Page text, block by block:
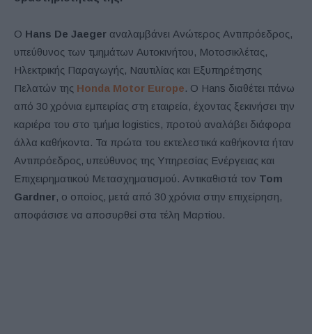
Ο Hans De Jaeger αναλαμβάνει Ανώτερος Αντιπρόεδρος,
υπεύθυνος των τμημάτων Αυτοκινήτου, Μοτοσικλέτας,
Ηλεκτρικής Παραγωγής, Ναυτιλίας και Εξυπηρέτησης
Πελατών της Honda Motor Europe. Ο Hans διαθέτει πάνω
από 30 χρόνια εμπειρίας στη εταιρεία, έχοντας ξεκινήσει την
καριέρα του στο τμήμα logistics, προτού αναλάβει διάφορα
άλλα καθήκοντα. Τα πρώτα του εκτελεστικά καθήκοντα ήταν
Αντιπρόεδρος, υπεύθυνος της Υπηρεσίας Ενέργειας και
Επιχειρηματικού Μετασχηματισμού. Αντικαθιστά τον Tom
Gardner, ο οποίος, μετά από 30 χρόνια στην επιχείρηση,
αποφάσισε να αποσυρθεί στα τέλη Μαρτίου.